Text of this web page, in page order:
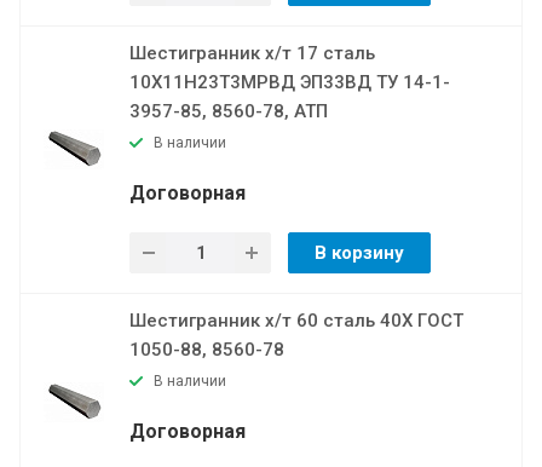
Шестигранник х/т 17 сталь
10Х11Н23Т3МРВД ЭП33ВД ТУ 14-1-
3957-85, 8560-78, АТП
В наличии
Договорная
В корзину
Шестигранник х/т 60 сталь 40Х ГОСТ
1050-88, 8560-78
В наличии
Договорная